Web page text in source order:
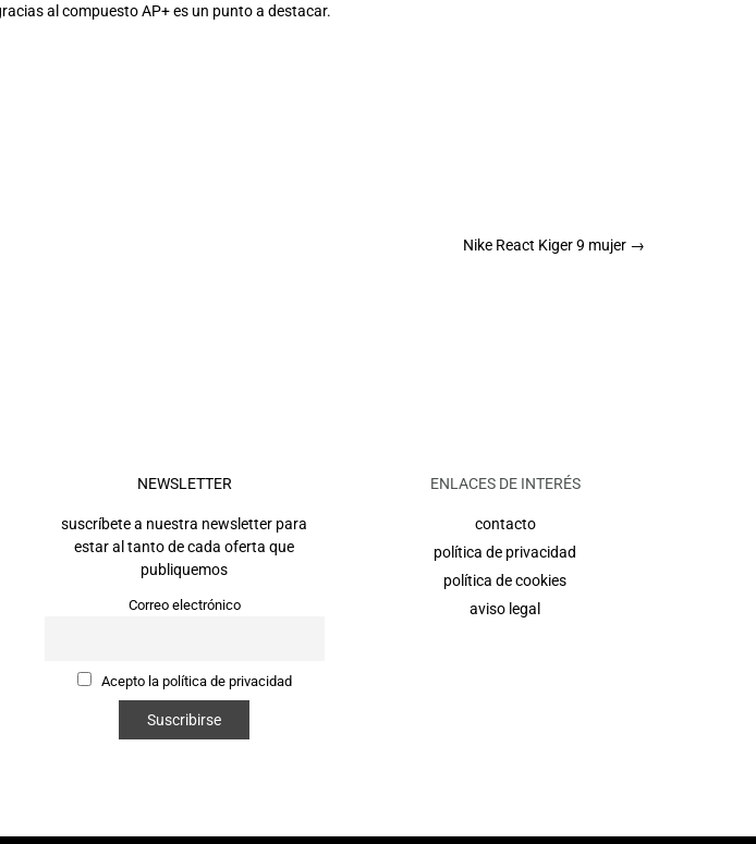
al compuesto AP+ es un punto a destacar.
Nike React Kiger 9 mujer →
NEWSLETTER
suscríbete a nuestra newsletter para
estar al tanto de cada oferta que
publiquemos
Correo electrónico
Acepto la política de privacidad
ENLACES DE INTERÉS
contacto
política de privacidad
política de cookies
aviso legal